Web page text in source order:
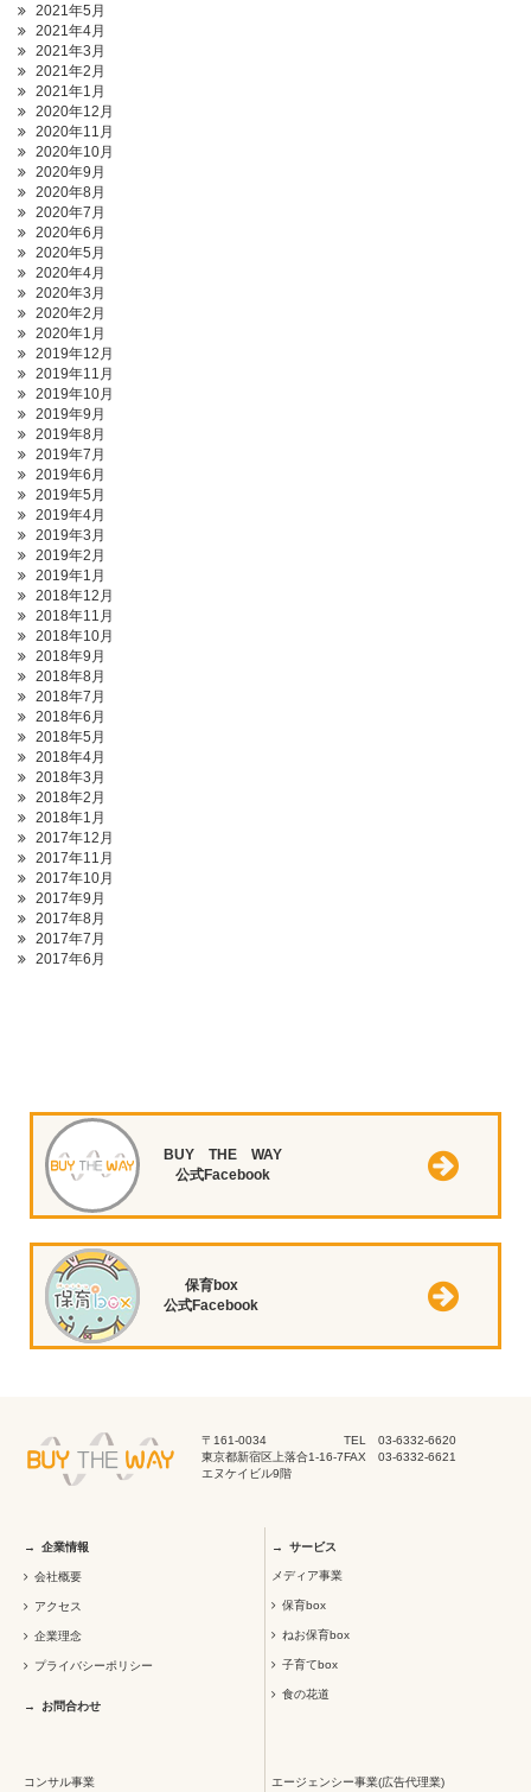
2021年5月
2021年4月
2021年3月
2021年2月
2021年1月
2020年12月
2020年11月
2020年10月
2020年9月
2020年8月
2020年7月
2020年6月
2020年5月
2020年4月
2020年3月
2020年2月
2020年1月
2019年12月
2019年11月
2019年10月
2019年9月
2019年8月
2019年7月
2019年6月
2019年5月
2019年4月
2019年3月
2019年2月
2019年1月
2018年12月
2018年11月
2018年10月
2018年9月
2018年8月
2018年7月
2018年6月
2018年5月
2018年4月
2018年3月
2018年2月
2018年1月
2017年12月
2017年11月
2017年10月
2017年9月
2017年8月
2017年7月
2017年6月
BUY THE WAY
公式Facebook
保育box
公式Facebook
〒161-0034
東京都新宿区上落合1-16-7
エヌケイビル9階
TEL 03-6332-6620
FAX 03-6332-6621
企業情報
会社概要
アクセス
企業理念
プライバシーポリシー
お問合わせ
サービス
メディア事業
保育box
ねお保育box
子育てbox
食の花道
コンサル事業 エージェンシー事業(広告代理業)